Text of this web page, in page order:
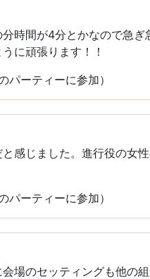
時間が4分とかなので急ぎ
に頑張ります！！
ーティーに参加）
感じました。進行役の女
ーティーに参加）
場のセッティングも他の